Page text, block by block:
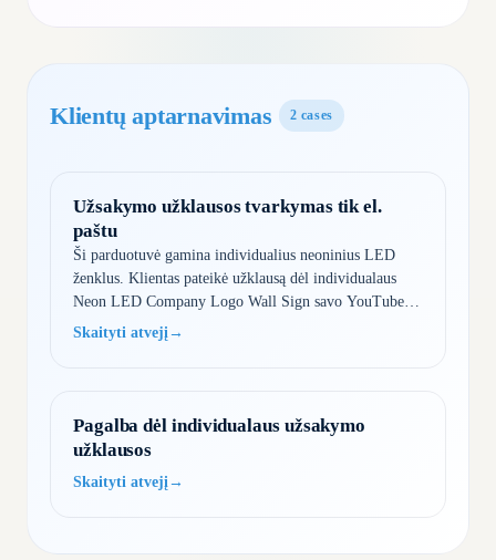
Klientų aptarnavimas 2 cases
Užsakymo užklausos tvarkymas tik el.
paštu
Ši parduotuvė gamina individualius neoninius LED
ženklus. Klientas pateikė užklausą dėl individualaus
Neon LED Company Logo Wall Sign savo YouTube
logotipui (100x100cm). Shoply surinko kontaktinę
Skaityti atvejį→
Pagalba dėl individualaus užsakymo
užklausos
Skaityti atvejį→